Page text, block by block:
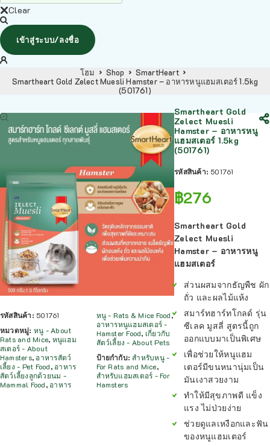
Clear
เข้าสู่ระบบ/ลงชื่อ
โฮม Shop
SmartHeart
Smartheart Gold Zelect Muesli Hamster – อาหารหนูแฮมสเตอร์ 1.5kg
(501761)
รหัสสินค้า: 501761
หมวดหมู่: หนู - About
Rats and Mice, หนูแฮม
สเตอร์ - About
Hamsters, อาหารสัตว์
เลี้ยง - Pet Food, อาหาร
สัตว์เลี้ยงลูกด้วยนม -
Mammal Food, อาหาร
หนู - Rats & Mice Food,
อาหารหนูแฮมสเตอร์ -
Hamster Food, เกี่ยวกับ
สัตว์เลี้ยง - About Pets
ป้ายกำกับ:สำหรับหนู -
For Rats and Mice,
สำหรับแฮมสเตอร์ - For
Hamsters
Smartheart Gold
Zelect Muesli
Hamster – อาหารหนู
แฮมสเตอร์ 1.5kg
(501761)
รหัสสินค้า: 501761
฿276
Smartheart Gold
Zelect Muesli
Hamster – อาหารหนู
แฮมสเตอร์
ส่วนผสมจากธัญพืช ผัก
ถั่ว และผลไม้แห้ง
สมาร์ทฮาร์ทโกลด์ รุ่น
ซีเลค มูสลี่ สูตรนี้ถูก
ออกแบบมาเป็นพิเศษ
เพื่อช่วยให้หนูแฮม
เตอร์มีขนหนานุ่มเป็น
มันเงาสวยงาม
ทำให้มีสุขภาพดี แข็ง
แรง ไม่ป่วยง่าย
ช่วยดูแลเหงือกและฟัน
ของหนูแฮมเตอร์